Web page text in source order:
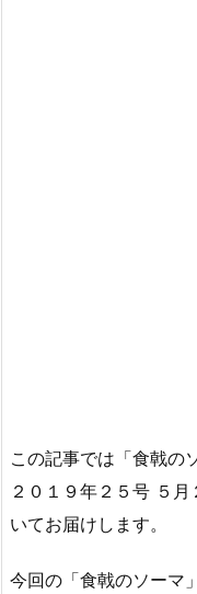
この記事では「食戟の
２０１９年２５号 ５
いてお届けします。
今回の「食戟のソーマ